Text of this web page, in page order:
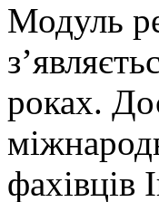
Модуль
роках.
фахівців